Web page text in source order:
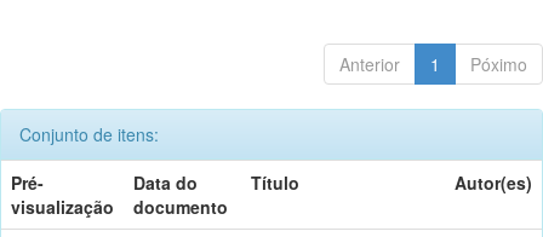
Anterior 1 Póximo
Conjunto de itens:
Pré-
visualização
Data do
documento
Título Autor(es)